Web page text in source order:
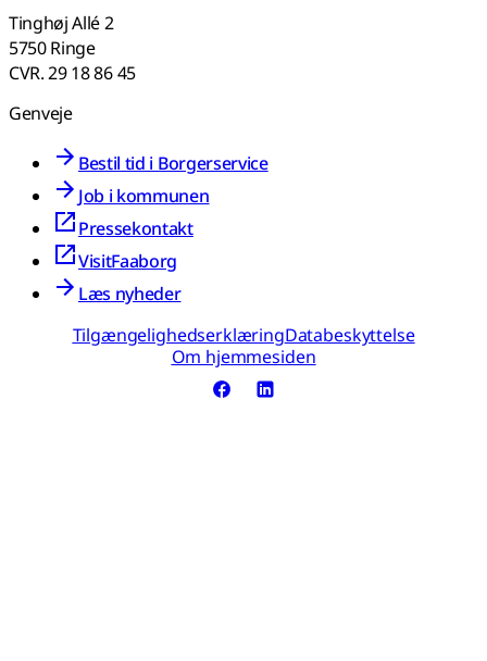
Tinghøj Allé 2
5750 Ringe
CVR. 29 18 86 45
Genveje
Bestil tid i Borgerservice
Job i kommunen
Pressekontakt
VisitFaaborg
Læs nyheder
TilgængelighedserklæringDatabeskyttelse
Om hjemmesiden